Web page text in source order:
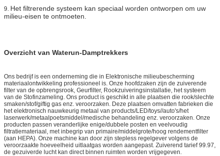
9. Het filtrerende systeem kan speciaal worden ontworpen om uw
milieu-eisen te ontmoeten.
Overzicht van Waterun-Damptrekkers
Ons bedrijf is een onderneming die in Elektronische milieubescherming
materiaalontwikkeling professioneel is. Onze hoofdzaken zijn de zuiverende
filter van de opbrengsrook, Geurfilter, Rookzuiveringsinstallatie, het systeem
van de Stofinzameling. Ons product is geschikt in alle plaatsen die rook/slechte
smaken/stof/giftig gas enz. veroorzaken. Deze plaatsen omvatten fabrieken die
het elektronisch nauwkeurig metaal van products/LED/toys//auto's/het
laserwerk/metaalpoetsmiddel/medische behandeling enz. veroorzaken. Onze
producten passen veranderlijke enige/dubbele posten en veelvoudig
filtratiemateriaal, met inbegrip van primaire/middelgrote/hoog rendementfilter
(aan HEPA). Onze machine kan door zijn stepless regelgever volgens de
veroorzaakte hoeveelheid uitlaatgas worden aangepast. Zuiverend tarief 99.97,
de gezuiverde lucht kan direct binnen ruimten worden vrijgegeven.